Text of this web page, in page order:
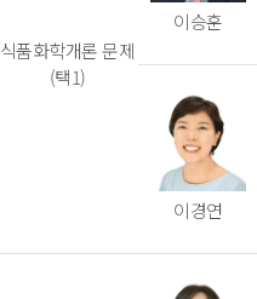
식품화학개론 문제
(택1)
이승훈
이경연